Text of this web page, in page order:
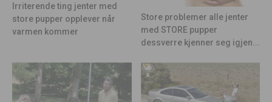
Irriterende ting jenter med
store pupper opplever når
varmen kommer
Store problemer alle jenter
med STORE pupper
dessverre kjenner seg igjen...